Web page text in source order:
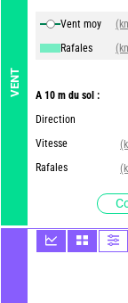
VENT
Vent moy
Rafales
A 10 m du sol :
Direction
Vitesse
Rafales